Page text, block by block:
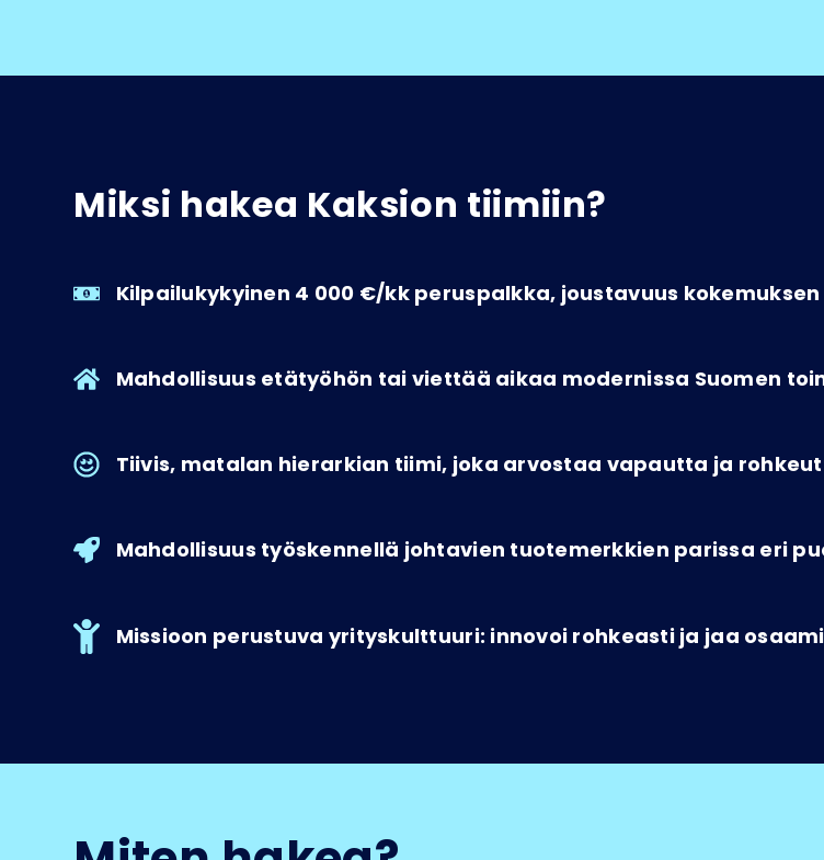
Miksi hakea Kaksion tiimiin?
Kilpailukykyinen 4 000 €/kk peruspalkka, joustavuus kokemuksen
Mahdollisuus etätyöhön tai viettää aikaa modernissa Suomen
Tiivis, matalan hierarkian tiimi, joka arvostaa vapautta ja
Mahdollisuus työskennellä johtavien tuotemerkkien parissa eri
Missioon perustuva yrityskulttuuri: innovoi rohkeasti ja jaa